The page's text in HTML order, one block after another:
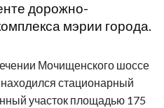
дорожно-
мэрии города.
Мочищенского шоссе
стационарный
участок площадью 175